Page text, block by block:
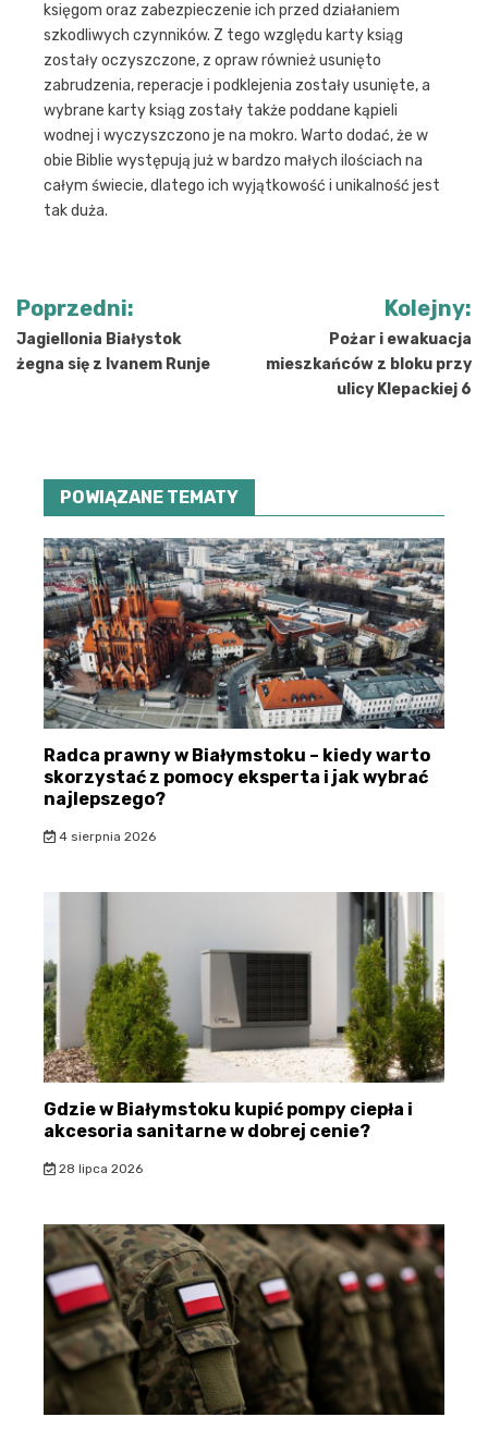
księgom oraz zabezpieczenie ich przed działaniem
szkodliwych czynników. Z tego względu karty ksiąg
zostały oczyszczone, z opraw również usunięto
zabrudzenia, reperacje i podklejenia zostały usunięte, a
wybrane karty ksiąg zostały także poddane kąpieli
wodnej i wyczyszczono je na mokro. Warto dodać, że w
obie Biblie występują już w bardzo małych ilościach na
całym świecie, dlatego ich wyjątkowość i unikalność jest
tak duża.
Nawigacja
wpisu
Poprzedni:
Jagiellonia Białystok
żegna się z Ivanem Runje
Kolejny:
Pożar i ewakuacja
mieszkańców z bloku przy
ulicy Klepackiej 6
POWIĄZANE TEMATY
Radca prawny w Białymstoku – kiedy warto
skorzystać z pomocy eksperta i jak wybrać
najlepszego?
4 sierpnia 2026
Gdzie w Białymstoku kupić pompy ciepła i
akcesoria sanitarne w dobrej cenie?
28 lipca 2026